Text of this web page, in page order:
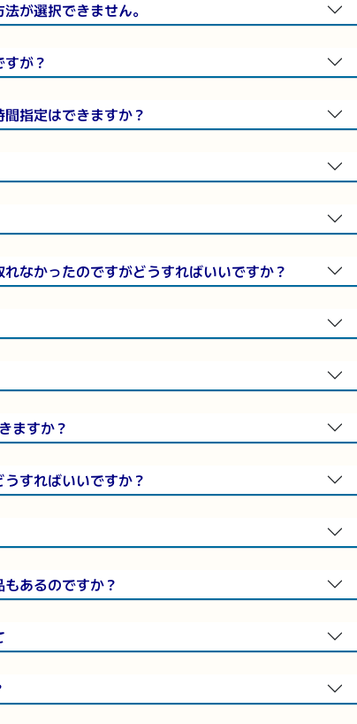
が選択できません。
が？
指定はできますか？
なかったのですがどうすればいいですか？
ますか？
すればいいですか？
あるのですか？